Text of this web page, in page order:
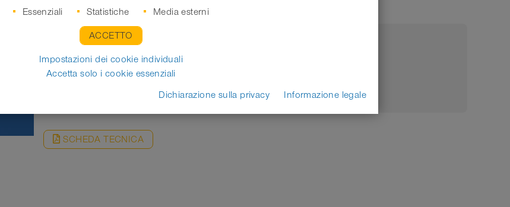
Ø interno (Pollici/mm)
SCHEDA TECNICA
Essenziali Statistiche Media esterni
ACCETTO
Impostazioni dei cookie individuali
Accetta solo i cookie essenziali
Dichiarazione sulla privacy
Informazione legale